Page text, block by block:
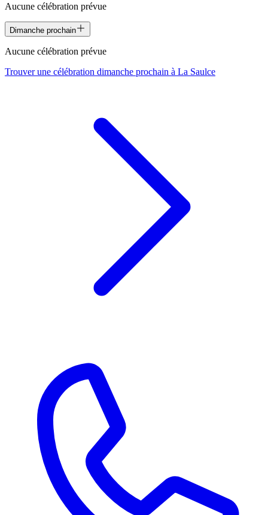
Aucune célébration prévue
Dimanche prochain
Aucune célébration prévue
Trouver une célébration dimanche prochain à La Saulce